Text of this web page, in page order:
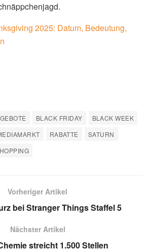
2025: Datum, Bedeutung,
BLACK FRIDAY
BLACK WEEK
RABATTE
SATURN
Vorheriger Artikel
bei Stranger Things Staffel 5
Nächster Artikel
streicht 1.500 Stellen